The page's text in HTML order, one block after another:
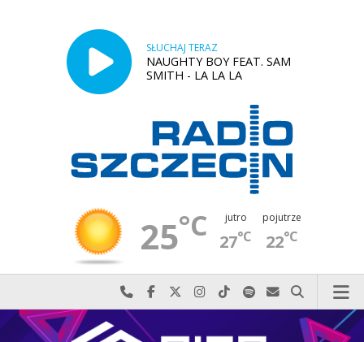
SŁUCHAJ TERAZ
NAUGHTY BOY FEAT. SAM
SMITH - LA LA LA
25°C jutro
27°C
pojutrze
22°C
Najlepiej po prostu do nas zadzwoń
Odwiedź nas na Facebook-u
Odwiedź nas na X
Odwiedź nas na Instagram-ie
Odwiedź nas na TikTok-u
Szukaj nas na Spotify
Wyślij do nas
Szukaj